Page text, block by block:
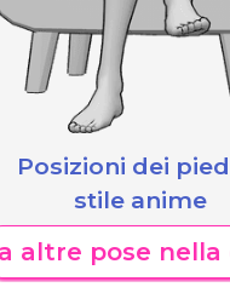
Posizioni dei
stile anime
altre pose nella